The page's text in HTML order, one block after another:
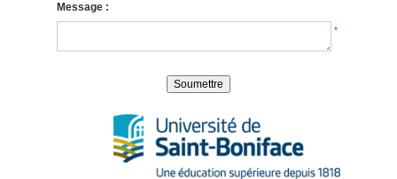
Message :
*